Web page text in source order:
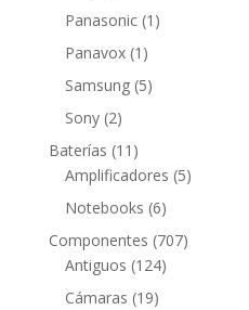
productos
Panasonic 1 1
Panavox 1 1
producto
Samsung 55
Sony 22
productos
Baterías 11 11
productos
Amplificadores 55
Notebooks 66
productos
Componentes 707707
Antiguos 124124
Cámaras 1919